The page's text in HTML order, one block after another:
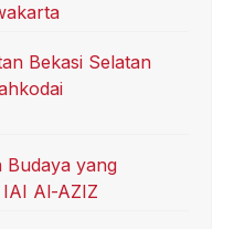
Bekasi Selatan
Budaya yang
Al-AZIZ